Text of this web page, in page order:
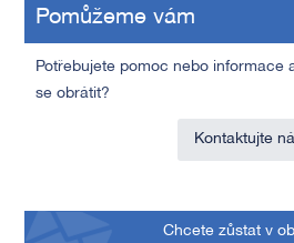
Pomůžeme vám
Potřebujete pomoc nebo informace
se obrátit?
Kontaktujte
Chcete zůstat v